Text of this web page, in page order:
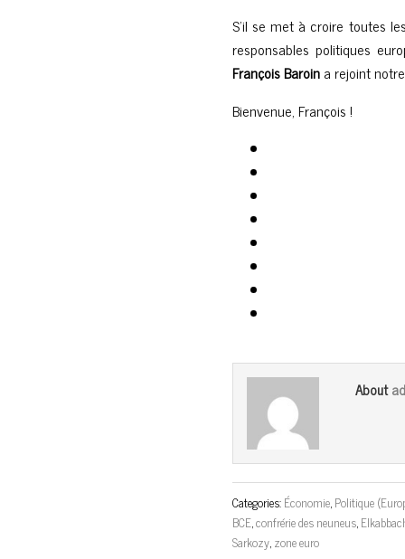
S’il se met à croire toutes
responsables politiques
François Baroina rejoint
Bienvenue, François !
About
Categories:Économie,Politique
BCE,confrérie des neuneus,
Sarkozy,zone euro